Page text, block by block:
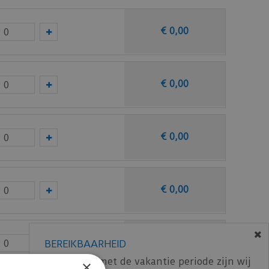
€ 0,00
€ 0,00
€ 0,00
€ 0,00
BEREIKBAARHEID
In verband met de vakantie periode zijn wij